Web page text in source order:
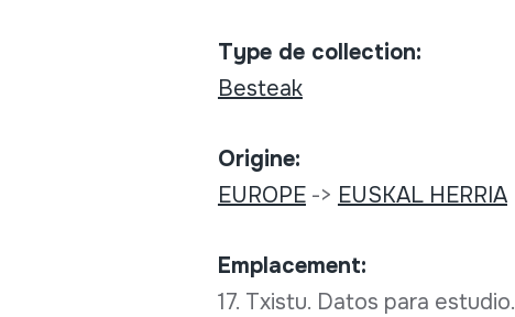
Type de collection:
Besteak
Origine:
EUROPE-> EUSKAL HERRIA
Emplacement:
17. Txistu. Datos para estudio.